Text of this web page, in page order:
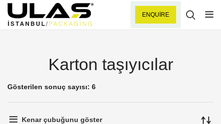
ENQUIRE
Karton taşıyıcılar
Gösterilen sonuç sayısı: 6
Kenar çubuğunu göster